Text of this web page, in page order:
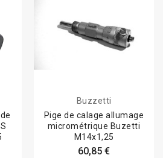
Buzzetti
Pige de calage allumage
micrométrique Buzetti
M14x1,25
60,85 €